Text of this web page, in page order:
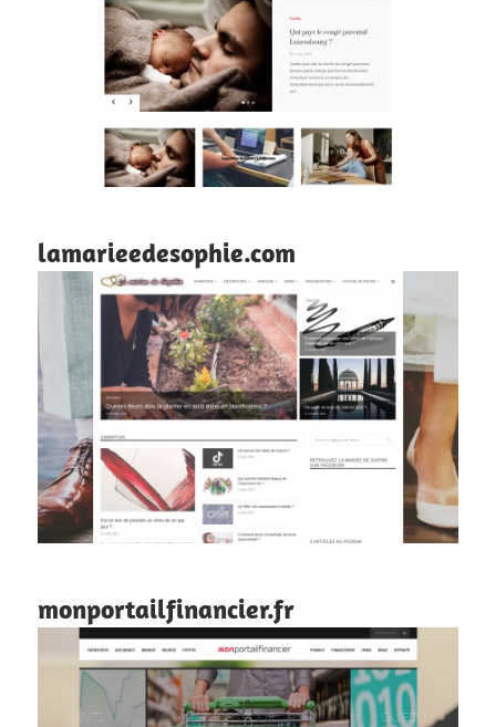
lamarieedesophie.com
monportailfinancier.fr